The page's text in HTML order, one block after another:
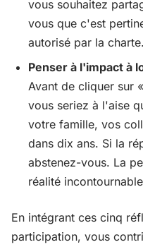
vous souhaitez
vous que c'est
autorisé par la charte.
Penser à l'impact à
Avant de cliquer sur
vous seriez à l'aise
votre famille, vos
dans dix ans. Si la
abstenez-vous. La
réalité
En intégrant ces cinq
participation, vous